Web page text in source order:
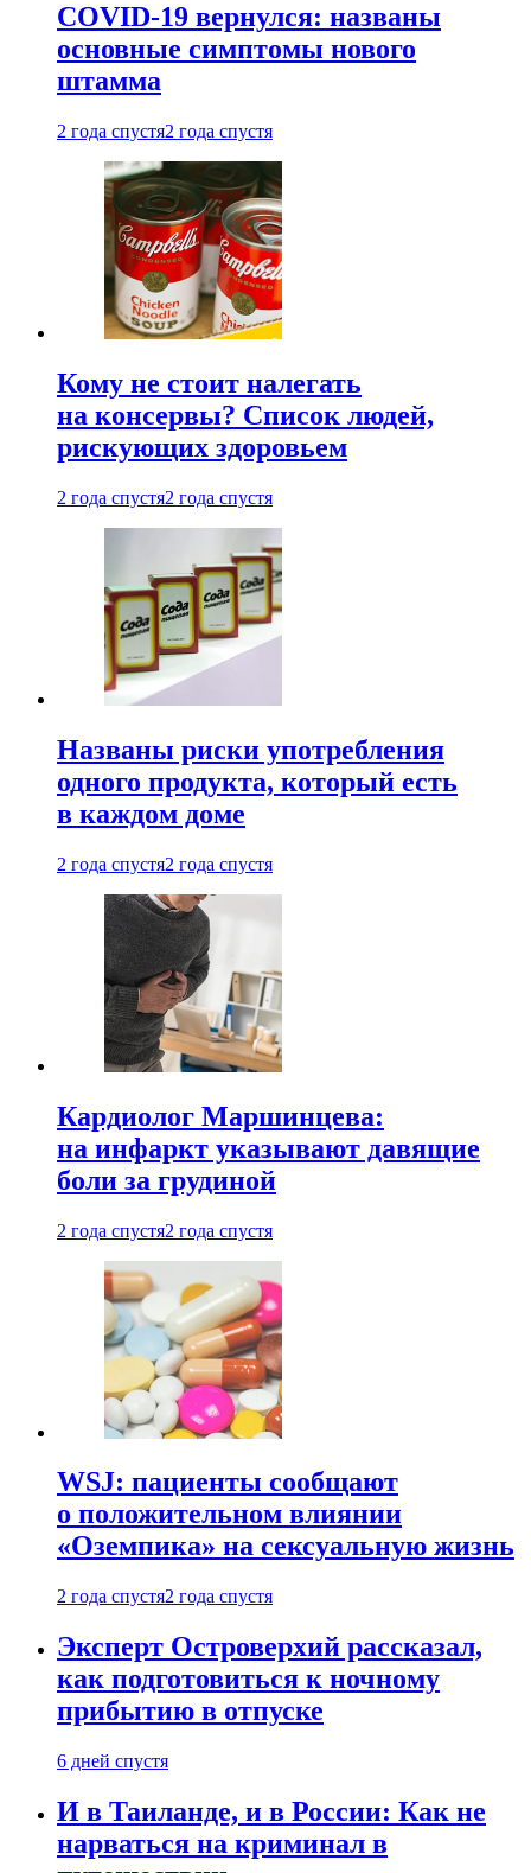
COVID-19 вернулся: названы
основные симптомы нового
штамма
2 года спустя2 года спустя
Кому не стоит налегать
на консервы? Список людей,
рискующих здоровьем
2 года спустя2 года спустя
Названы риски употребления
одного продукта, который есть
в каждом доме
2 года спустя2 года спустя
Кардиолог Маршинцева:
на инфаркт указывают давящие
боли за грудиной
2 года спустя2 года спустя
WSJ: пациенты сообщают
о положительном влиянии
«Оземпика» на сексуальную жизнь
2 года спустя2 года спустя
Эксперт Островерхий рассказал,
как подготовиться к ночному
прибытию в отпуске
6 дней спустя
И в Таиланде, и в России: Как не
нарваться на криминал в